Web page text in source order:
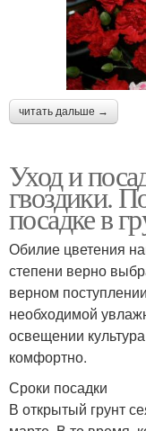
читать дальше →
Уход и
гвоздики.
посадке в
Обилие цветения
степени верно
верном
необходимой
освещении
комфортно.
Сроки посадки
В открытый грунт